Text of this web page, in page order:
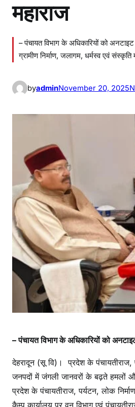
महाराज
– पंचायत विभाग के अधिकारियों को
ग्रामीण निर्माण, जलागम, धर्मस्व एवं
byadminNovember 20, 2025
– पंचायत विभाग के अधिकारियों को
देहरादून (सू वि)। प्रदेश के पंचायतीराज,
जनपदों में जंगली जानवरों के बढ़ते हमलों
प्रदेश के पंचायतीराज, पर्यटन, लोक